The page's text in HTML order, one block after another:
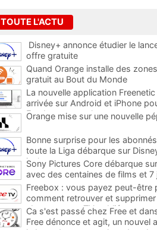
TOUTE L'ACTU
Disney+ annonce étudier le
offre gratuite
Quand Orange installe des
gratuit au Bout du Monde
La nouvelle application
arrivée sur Android et iPhone
Freebox, testez la
Orange mise sur une nouvelle
Bonne surprise pour les
toute la Liga débarque sur
inclus
Sony Pictures Core débarque
avec des centaines de films et
Freebox : vous payez peut-être
comment retrouver et
abonnements TV oubliés
Ca s'est passé chez Free et
Free dénonce et agit, un nouvel
le bout de son nez chez des